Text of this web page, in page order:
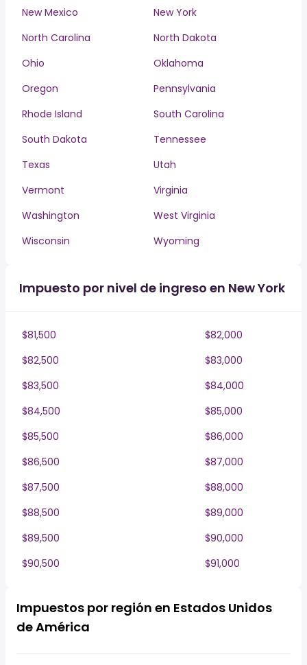
New Mexico
New York
North Carolina
North Dakota
Ohio
Oklahoma
Oregon
Pennsylvania
Rhode Island
South Carolina
South Dakota
Tennessee
Texas
Utah
Vermont
Virginia
Washington
West Virginia
Wisconsin
Wyoming
Impuesto por nivel de ingreso en New York
$81,500
$82,000
$82,500
$83,000
$83,500
$84,000
$84,500
$85,000
$85,500
$86,000
$86,500
$87,000
$87,500
$88,000
$88,500
$89,000
$89,500
$90,000
$90,500
$91,000
Impuestos por región en Estados Unidos
de América